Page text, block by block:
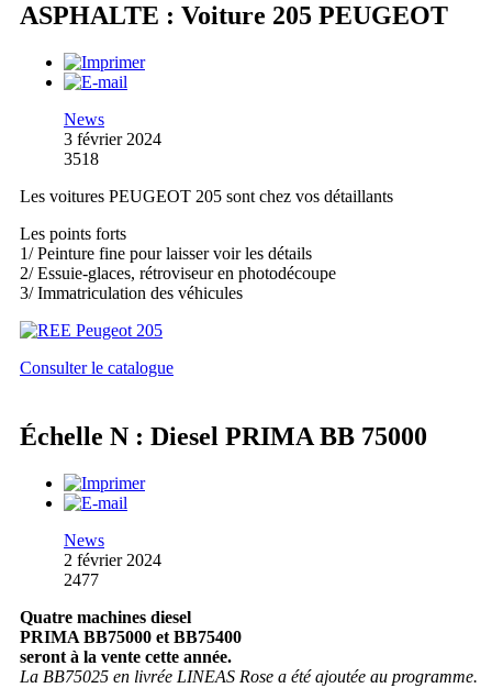
ASPHALTE : Voiture 205 PEUGEOT
News
3 février 2024
3518
Les voitures PEUGEOT 205 sont chez vos détaillants
Les points forts
1/ Peinture fine pour laisser voir les détails
2/ Essuie-glaces, rétroviseur en photodécoupe
3/ Immatriculation des véhicules
Consulter le catalogue
Échelle N : Diesel PRIMA BB 75000
News
2 février 2024
2477
Quatre machines diesel
PRIMA BB75000 et BB75400
seront à la vente cette année.
La BB75025 en livrée LINEAS Rose a été ajoutée au programme.